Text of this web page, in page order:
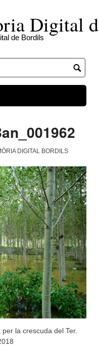
Digital
de Bordils
DIGITAL BORDILS
la crescuda del Ter.